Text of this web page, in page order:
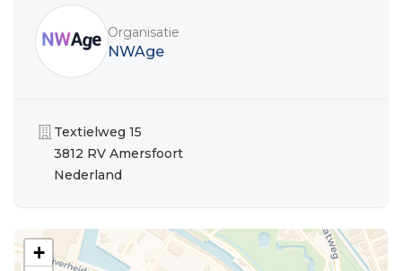
Organisatie
NWAge
Organisatie
Textielweg 15
3812 RV Amersfoort
Nederland
+